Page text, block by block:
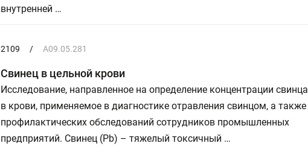
внутренней …
2109 / A09.05.281
Свинец в цельной крови
Исследование, направленное на определение концентрации свинца
в крови, применяемое в диагностике отравления свинцом, а также
профилактических обследований сотрудников промышленных
предприятий. Свинец (Pb) – тяжелый токсичный …